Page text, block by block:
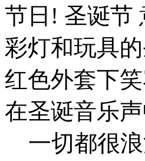
节日! 圣诞节
彩灯和玩具
红色外套下
在圣诞音乐
一切都很浪